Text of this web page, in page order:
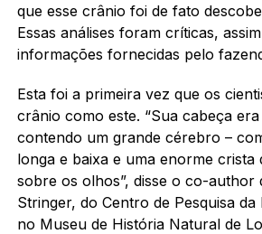
que esse crânio foi de fato
Essas análises foram críticas,
informações fornecidas pelo
Esta foi a primeira vez que os
crânio como este. “Sua cabeça
contendo um grande cérebro –
longa e baixa e uma enorme crista
sobre os olhos”, disse o co-author
Stringer, do Centro de Pesquisa
no Museu de História Natural de